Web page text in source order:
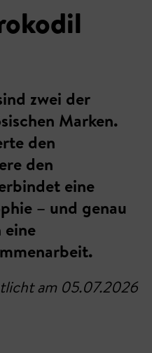
zwei der
Marken.
den
den
eine
– und genau
eine
am 05.07.2026